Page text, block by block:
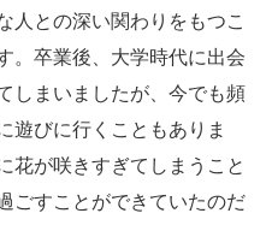
人との深い関わりをもつこ
。卒業後、大学時代に出会
しまいましたが、今でも頻
遊びに行くこともありま
花が咲きすぎてしまうこと
ごすことができていたのだ